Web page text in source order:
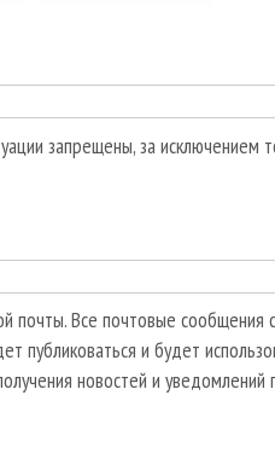
запрещены, за исключением
почты. Все почтовые сообщения
публиковаться и будет
новостей и уведомлений